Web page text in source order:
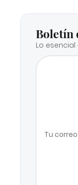
Boletín
Lo